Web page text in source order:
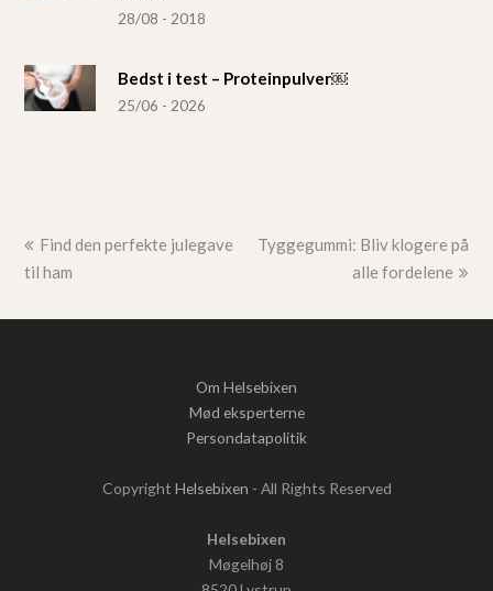
28/08 - 2018
Bedst i test – Proteinpulver￼
25/06 - 2026
Find den perfekte julegave
til ham
Tyggegummi: Bliv klogere på
alle fordelene
Om Helsebixen
Mød eksperterne
Persondatapolitik
Copyright Helsebixen - All Rights Reserved
Helsebixen
Møgelhøj 8